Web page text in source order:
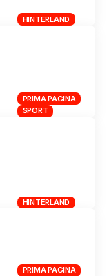
HINTERLAND
PRIMA PAGINA
SPORT
HINTERLAND
PRIMA PAGINA